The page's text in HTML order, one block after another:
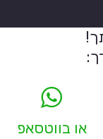
או בווטסאפ